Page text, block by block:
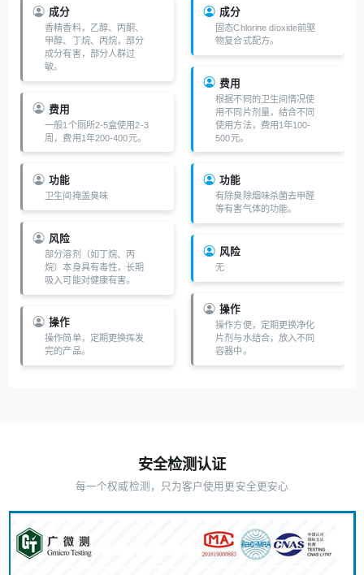
成分
香精香料，乙醇、丙酮、
甲醇、丁烷、丙烷，部分
成分有害，部分人群过
敏。
费用
一般1个厕所2-5盒使用2-3
周，费用1年200-400元。
功能
卫生间掩盖臭味
风险
部分溶剂（如丁烷、丙
烷）本身具有毒性，长期
吸入可能对健康有害。
操作
操作简单，定期更换挥发
完的产品。
成分
固态Chlorine dioxide前驱
物复合式配方。
费用
根据不同的卫生间情况使
用不同片剂量，结合不同
使用方法，费用1年100-
500元。
功能
有除臭除烟味杀菌去甲醛
等有害气体的功能。
风险
无
操作
操作方便，定期更换净化
片剂与水结合，放入不同
容器中。
安全检测认证
每一个权威检测，只为客户使用更安全更安心